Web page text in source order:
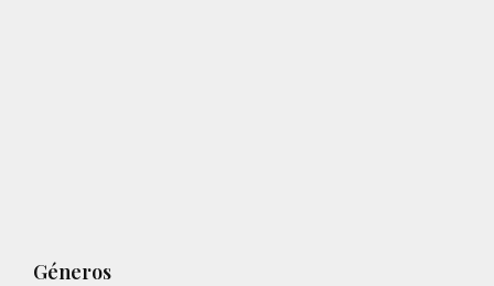
Géneros